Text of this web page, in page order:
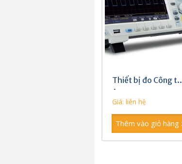
Thiết bị đo Công ty
Актаком
Giá: liên hệ
Thêm vào giỏ hàng